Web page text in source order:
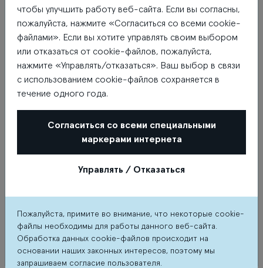
Количество
Купить 1 подарочную карту
Условия использования подарочной карты
чтобы улучшить работу веб-сайта. Если вы согласны,
пожалуйста, нажмите «Согласиться со всеми cookie-
файлами». Если вы хотите управлять своим выбором
или отказаться от cookie-файлов, пожалуйста,
нажмите «Управлять/отказаться». Ваш выбор в связи
с использованием cookie-файлов сохраняется в
течение одного года.
Согласиться со всеми специальными
маркерами интернета
Управлять / Отказаться
Пожалуйста, примите во внимание, что некоторые cookie-
файлы необходимы для работы данного веб-сайта.
Обработка данных cookie-файлов происходит на
основании наших законных интересов, поэтому мы
запрашиваем согласие пользователя.